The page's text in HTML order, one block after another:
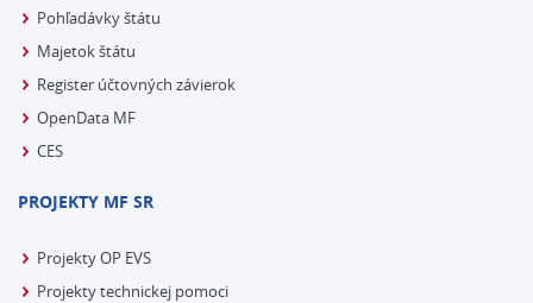
Pohľadávky štátu
Majetok štátu
Register účtovných závierok
OpenData MF
CES
PROJEKTY MF SR
Projekty OP EVS
Projekty technickej pomoci